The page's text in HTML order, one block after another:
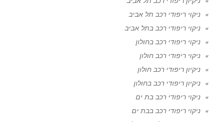
ניקוי ריפודי רכב תל אביב
ניקוי ריפודי רכב בתל אביב
ניקוי ריפודי רכב בחולון
ניקוי ריפודי רכב חולון
ניקיון ריפודי רכב חולון
ניקיון ריפודי רכב בחולון
ניקוי ריפודי רכב בת ים
ניקוי ריפודי רכב בבת ים